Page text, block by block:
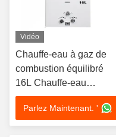
Vidéo
Chauffe-eau à gaz de
combustion équilibré
16L Chauffe-eau
instantanée à gaz
naturel pour la maison
Parlez Maintenant. '